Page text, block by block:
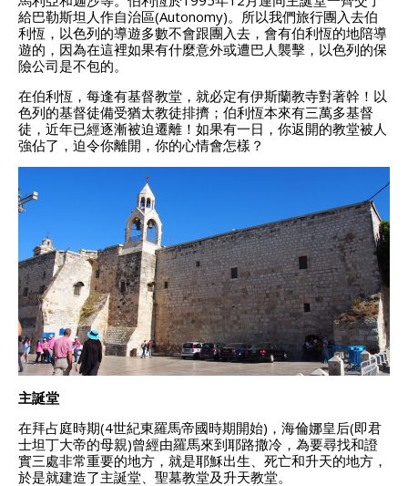
給巴勒斯坦人作自治區(Autonomy)。所以我們旅行團入去伯
利恆，以色列的導遊多數不會跟團入去，會有伯利恆的地陪導
遊的，因為在這裡如果有什麼意外或遭巴人襲擊，以色列的保
險公司是不包的。
在伯利恆，每逢有基督教堂，就必定有伊斯蘭教寺對著幹！以
色列的基督徒備受猶太教徒排擠；伯利恆本來有三萬多基督
徒，近年已經逐漸被迫遷離！如果有一日，你返開的教堂被人
強佔了，迫令你離開，你的心情會怎樣？
主誕堂
在拜占庭時期(4世紀東羅馬帝國時期開始)，海倫娜皇后(即君
士坦丁大帝的母親)曾經由羅馬來到耶路撒冷，為要尋找和證
實三處非常重要的地方，就是耶穌出生、死亡和升天的地方，
於是就建造了主誕堂、聖墓教堂及升天教堂。